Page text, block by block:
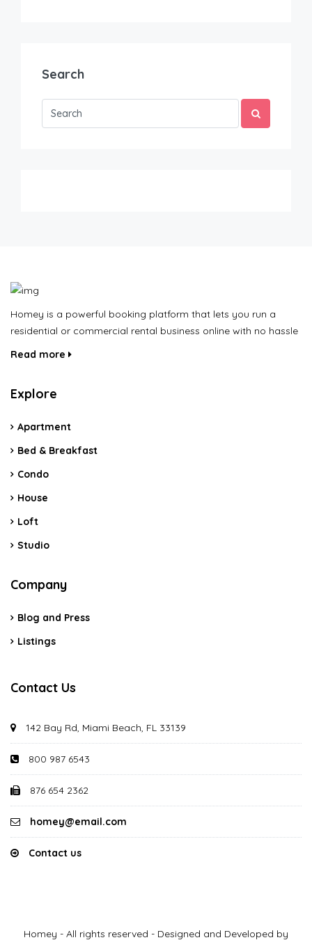
Search
Homey is a powerful booking platform that lets you run a
residential or commercial rental business online with no hassle
Read more
Explore
Apartment
Bed & Breakfast
Condo
House
Loft
Studio
Company
Blog and Press
Listings
Contact Us
142 Bay Rd, Miami Beach, FL 33139
800 987 6543
876 654 2362
homey@email.com
Contact us
Homey - All rights reserved - Designed and Developed by